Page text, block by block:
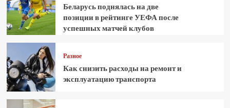
Беларусь поднялась на две
позиции в рейтинге УЕФА после
успешных матчей клубов
Разное
Как снизить расходы на ремонт и
эксплуатацию транспорта